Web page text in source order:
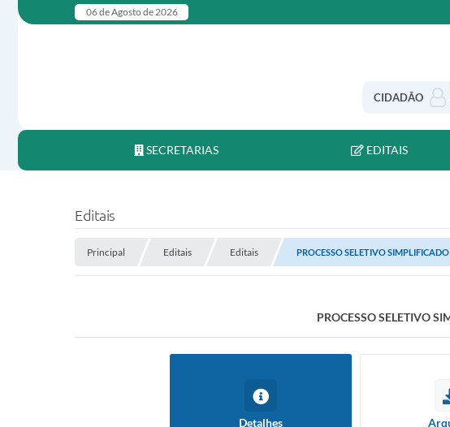
06 de Agosto de 2026
CIDADÃO
SECRETARIAS EDITAIS
Editais
Principal Editais Editais PROCESSO SELETIVO
PROCESSO SELETIVO
Detalhes